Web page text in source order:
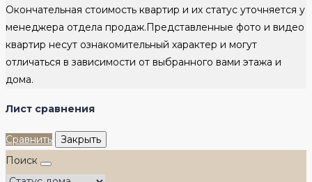
Окончательная стоимость квартир и их статус уточняется у
менеджера отдела продаж.Представленные фото и видео
квартир несут ознакомительный характер и могут
отличаться в зависимости от выбранного вами этажа и
дома.
Лист сравнения
Сравнить
Закрыть
Поиск